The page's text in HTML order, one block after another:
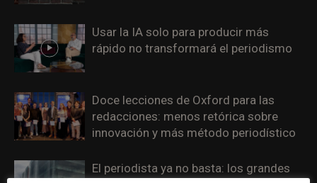
Usar la IA solo para producir más
rápido no transformará el periodismo
Doce lecciones de Oxford para las
redacciones: menos retórica sobre
innovación y más método periodístico
El periodista ya no basta: los grandes